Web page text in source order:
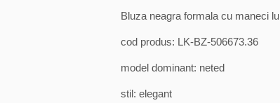
Bluza neagra formala cu maneci
cod produs: LK-BZ-506673.36
model dominant: neted
stil: elegant